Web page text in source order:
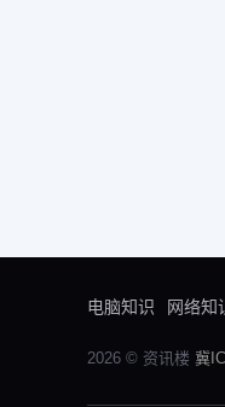
电脑知识 网络知
2026 © 资讯楼 冀